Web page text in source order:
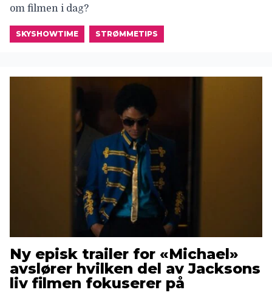
om filmen i dag?
SKYSHOWTIME STRØMMETIPS
Ny episk trailer for «Michael»
avslører hvilken del av Jacksons
liv filmen fokuserer på